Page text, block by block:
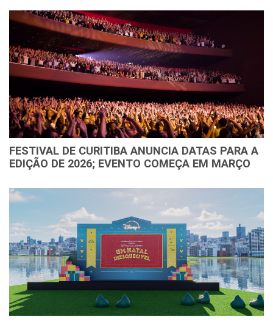
FESTIVAL DE CURITIBA ANUNCIA DATAS PARA A
EDIÇÃO DE 2026; EVENTO COMEÇA EM MARÇO